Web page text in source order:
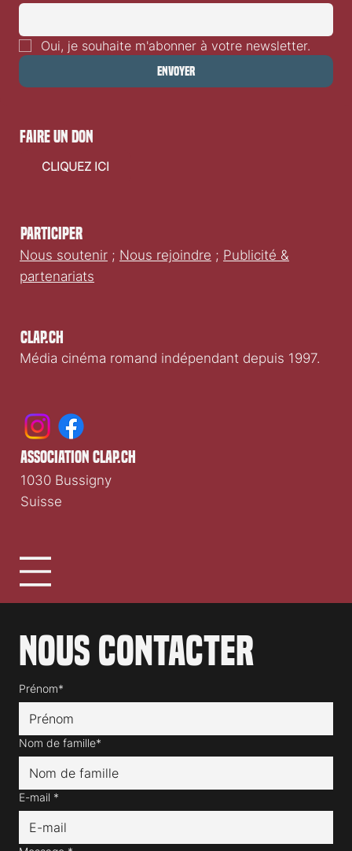
Oui, je souhaite m'abonner à votre newsletter.
Envoyer
Clap.ch
Média cinéma romand indépendant depuis 1997.
Participer
Nous soutenir ; Nous rejoindre ; Publicité &
partenariats
Nous contacter
Prénom*
Nom de famille*
E-mail *
faire un don
CLIQUEZ ICI
association clap.ch
1030 Bussigny
Suisse